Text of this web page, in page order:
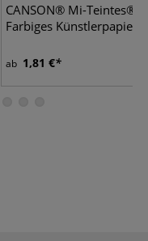
CANSON® Mi-Teintes®
Farbiges Künstlerpapier
ab 1,81 €